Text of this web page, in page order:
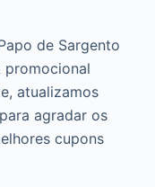
de Sargento
atualizamos
agradar os
cupons